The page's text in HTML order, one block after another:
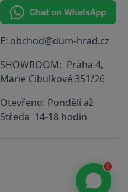
E: obchod@dum-hrad.cz
SHOWROOM: Praha 4,
Marie Cibulkové 351/26
Otevřeno: Pondělí až
Středa 14-18 hodin
1